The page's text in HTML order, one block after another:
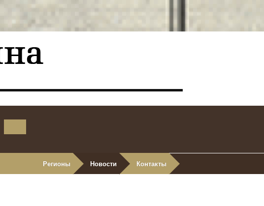
Регионы Новости Контакты